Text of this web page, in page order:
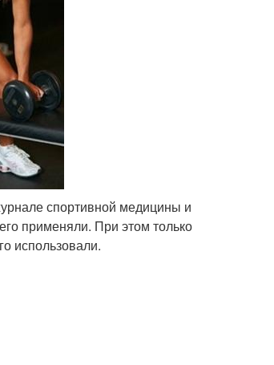
спортивной медицины и
применяли. При этом только
использовали.